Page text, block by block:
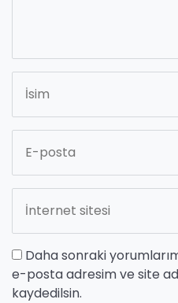
Daha sonraki
e-posta adresim ve site
kaydedilsin.